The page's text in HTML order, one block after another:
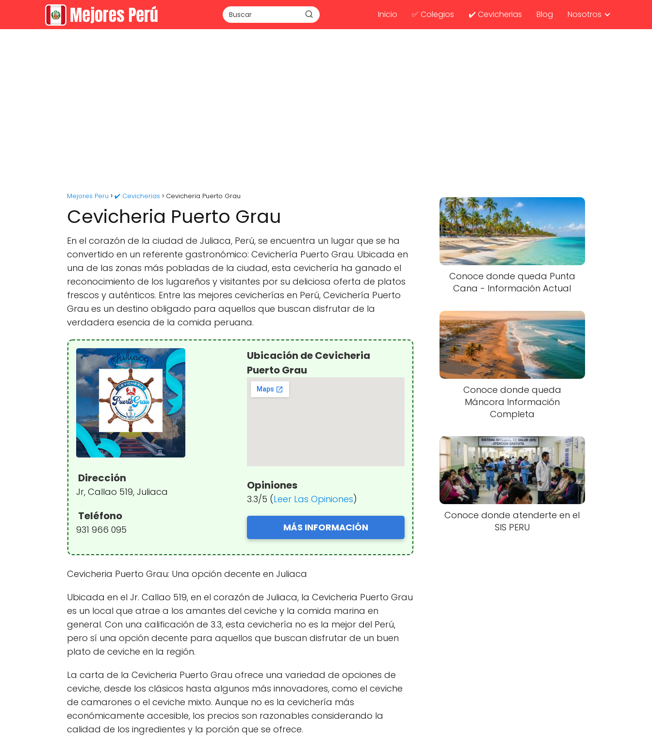
Inicio ✅ Colegios ✔️ Cevicherias Blog Nosotros
Mejores Peru ✔️ Cevicherias Cevicheria Puerto Grau
Cevicheria Puerto Grau
En el corazón de la ciudad de Juliaca, Perú, se encuentra un lugar que se ha
convertido en un referente gastronómico: Cevichería Puerto Grau. Ubicada en
una de las zonas más pobladas de la ciudad, esta cevichería ha ganado el
reconocimiento de los lugareños y visitantes por su deliciosa oferta de platos
frescos y auténticos. Entre las mejores cevicherías en Perú, Cevichería Puerto
Grau es un destino obligado para aquellos que buscan disfrutar de la
verdadera esencia de la comida peruana.
Dirección
Jr, Callao 519, Juliaca
Teléfono
931 966 095
Ubicación de Cevicheria
Puerto Grau
Opiniones
3.3/5 (Leer Las Opiniones)
MÁS INFORMACIÓN
Cevicheria Puerto Grau: Una opción decente en Juliaca
Ubicada en el Jr. Callao 519, en el corazón de Juliaca, la Cevicheria Puerto Grau
es un local que atrae a los amantes del ceviche y la comida marina en
general. Con una calificación de 3.3, esta cevichería no es la mejor del Perú,
pero sí una opción decente para aquellos que buscan disfrutar de un buen
plato de ceviche en la región.
La carta de la Cevicheria Puerto Grau ofrece una variedad de opciones de
ceviche, desde los clásicos hasta algunos más innovadores, como el ceviche
de camarones o el ceviche mixto. Aunque no es la cevichería más
económicamente accesible, los precios son razonables considerando la
calidad de los ingredientes y la porción que se ofrece.
Conoce donde queda Punta
Cana - Información Actual
Conoce donde queda
Máncora Información
Completa
Conoce donde atenderte en el
SIS PERU